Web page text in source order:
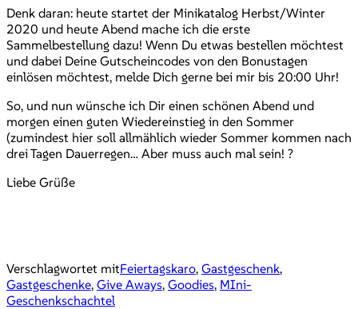
Denk daran: heute startet der Minikatalog Herbst/Winter
2020 und heute Abend mache ich die erste
Sammelbestellung dazu! Wenn Du etwas bestellen möchtest
und dabei Deine Gutscheincodes von den Bonustagen
einlösen möchtest, melde Dich gerne bei mir bis 20:00 Uhr!
So, und nun wünsche ich Dir einen schönen Abend und
morgen einen guten Wiedereinstieg in den Sommer
(zumindest hier soll allmählich wieder Sommer kommen nach
drei Tagen Dauerregen… Aber muss auch mal sein! ?
Liebe Grüße
Verschlagwortet mitFeiertagskaro, Gastgeschenk,
Gastgeschenke, Give Aways, Goodies, MIni-
Geschenkschachtel